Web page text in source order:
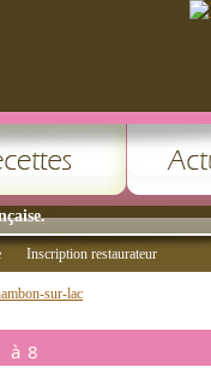
Inscription restaurateur
sur-lac
à 8